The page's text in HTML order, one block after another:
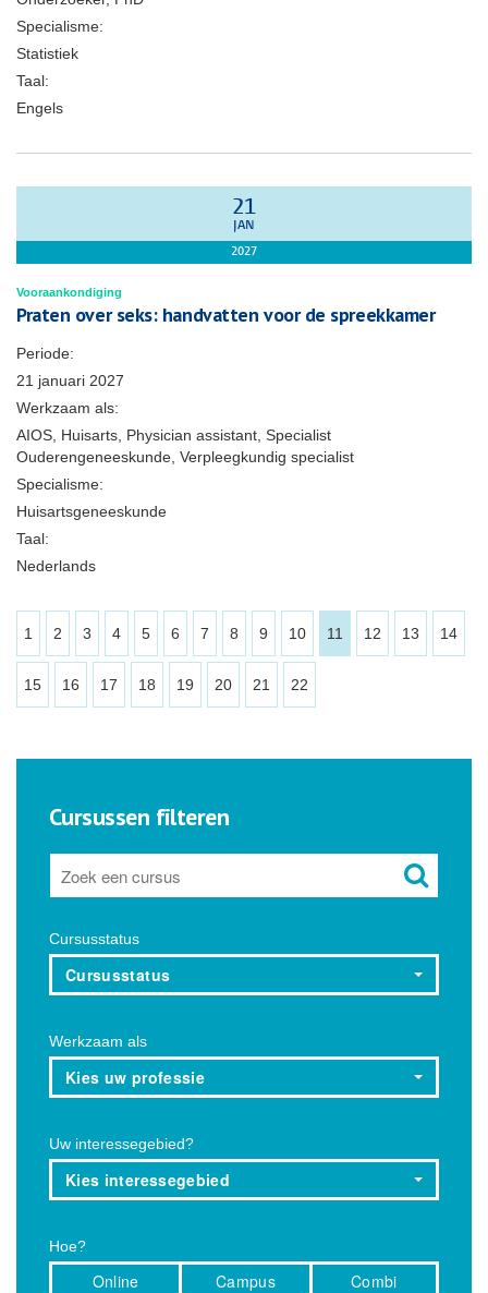
Specialisme:
Statistiek
Taal:
Engels
21
JAN
2027
Vooraankondiging
Praten over seks: handvatten voor de spreekkamer
Periode:
21 januari 2027
Werkzaam als:
AIOS, Huisarts, Physician assistant, Specialist
Ouderengeneeskunde, Verpleegkundig specialist
Specialisme:
Huisartsgeneeskunde
Taal:
Nederlands
1 2 3 4 5 6 7 8 9 10 11 12 13 14
15 16 17 18 19 20 21 22
Cursussen filteren
Cursusstatus
Cursusstatus
Werkzaam als
Kies uw professie
Uw interessegebied?
Kies interessegebied
Hoe?
Online Campus Combi